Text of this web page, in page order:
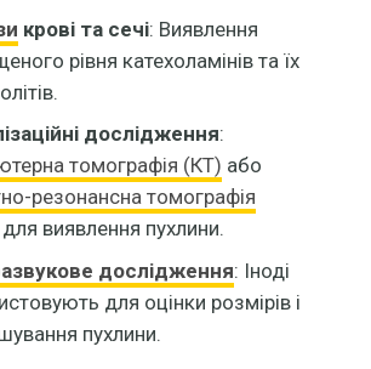
крові та сечі: Виявлення
рівня катехоламінів та їх
дослідження:
томографія (КТ) або
резонансна томографія
для виявлення пухлини.
дослідження: Іноді
для оцінки розмірів і
пухлини.